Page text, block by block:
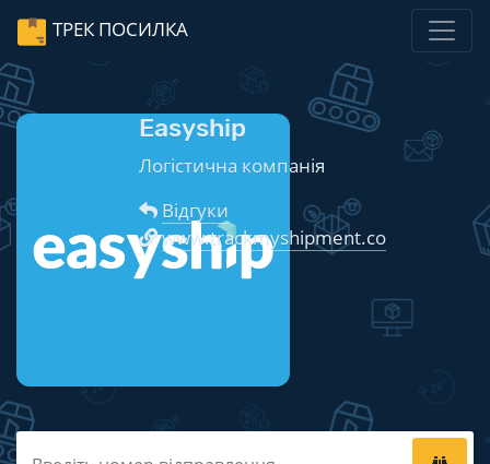
ТРЕК ПОСИЛКА
Easyship
Логістична компанія
Відгуки
www.trackmyshipment.co